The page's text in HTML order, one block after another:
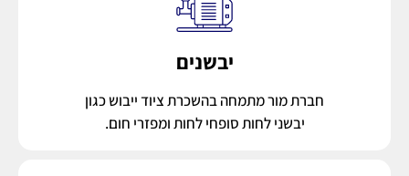
יבשנים
חברת מור מתמחה בהשכרת ציוד ייבוש כגון
יבשני לחות סופחי לחות ומפזרי חום.